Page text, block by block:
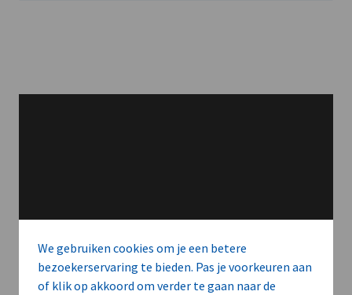
We gebruiken cookies om je een betere
bezoekerservaring te bieden. Pas je voorkeuren aan
of klik op akkoord om verder te gaan naar de